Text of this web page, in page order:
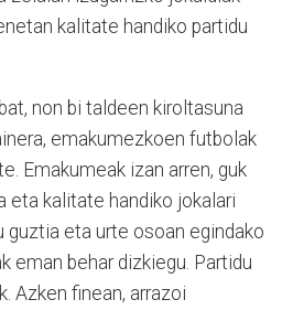
kalitate handiko partidu
non bi taldeen kiroltasuna
emakumezkoen futbolak
Emakumeak izan arren, guk
eta kalitate handiko jokalari
guztia eta urte osoan egindako
eman behar dizkiegu. Partidu
Azken finean, arrazoi